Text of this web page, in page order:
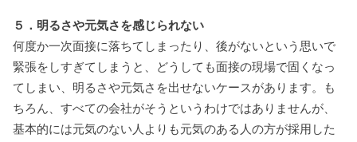
５．明るさや元気さを感じられない
何度か一次面接に落ちてしまったり、後がないという思いで
緊張をしすぎてしまうと、どうしても面接の現場で固くなっ
てしまい、明るさや元気さを出せないケースがあります。も
ちろん、すべての会社がそうというわけではありませんが、
基本的には元気のない人よりも元気のある人の方が採用した